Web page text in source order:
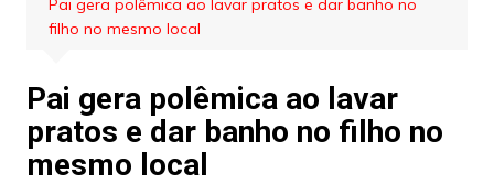
Pai gera polêmica ao lavar pratos e dar banho no
filho no mesmo local
Pai gera polêmica ao lavar
pratos e dar banho no filho no
mesmo local